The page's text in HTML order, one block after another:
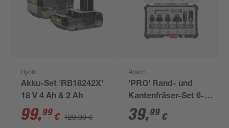
Ryobi
Akku-Set 'RB18242X'
18 V 4 Ah & 2 Ah
99,99 € 129,99 €
Bosch
'PRO' Rand- und
Kantenfräser-Set 6-
teilig Ø 6 mm
39,99 €